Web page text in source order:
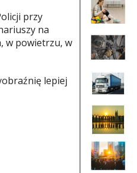
przy
na
w powietrzu, w
lepiej